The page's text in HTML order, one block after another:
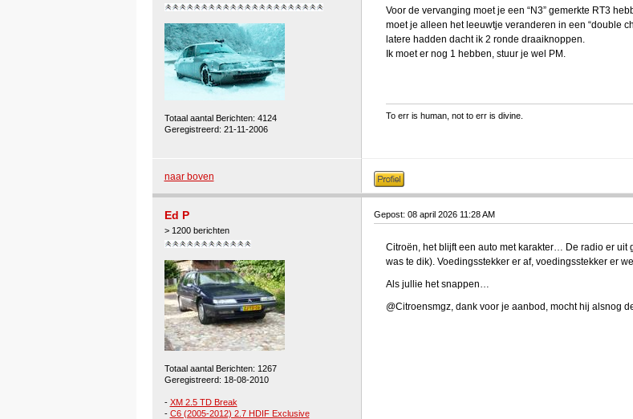
Totaal aantal Berichten: 4124
Geregistreerd: 21-11-2006
Voor de vervanging moet je een “N3” gemerkte RT3
moet je alleen het leeuwtje veranderen in een “double
latere hadden dacht ik 2 ronde draaiknoppen.
Ik moet er nog 1 hebben, stuur je wel PM.
To err is human, not to err is divine.
naar boven
Ed P
> 1200 berichten
Totaal aantal Berichten: 1267
Geregistreerd: 18-08-2010
- XM 2.5 TD Break
- C6 (2005-2012) 2.7 HDIF Exclusive
Gepost: 08 april 2026 11:28 AM
Citroën, het blijft een auto met karakter… De radio er uit
was te dik). Voedingsstekker er af, voedingsstekker er
Als jullie het snappen…
@Citroensmgz, dank voor je aanbod, mocht hij alsnog